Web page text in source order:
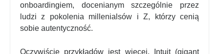
onboardingiem, docenianym szczególnie przez
ludzi z pokolenia millenialsów i Z, którzy cenią
sobie autentyczność.
Oczywiście przykładów jest więcej. Intuit (gigant